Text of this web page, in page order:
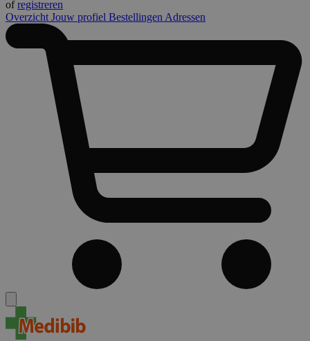
ofregistreren
Overzicht Jouw profiel Bestellingen Adressen